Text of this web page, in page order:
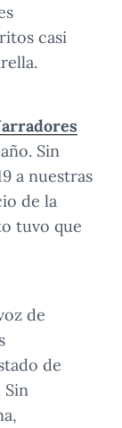
casi
Sin
a nuestras
de la
tuvo que
de
de
Sin